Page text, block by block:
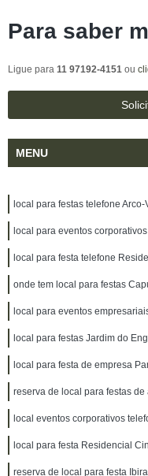
Para saber
Ligue para 11 97192-4151 ou
MENU
local para festas telefone Arco-
local para eventos
local para festa telefone
onde tem local para festas
local para eventos
local para festas Jardim do
local para festa de empresa
reserva de local para festas
local eventos corporativos
local para festa Residencial
reserva de local para festa